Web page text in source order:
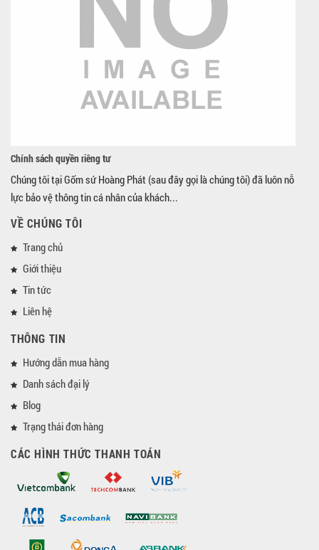
Chính sách quyền riêng tư
Chúng tôi tại Gốm sứ Hoàng Phát (sau đây gọi là chúng tôi) đã luôn nỗ
lực bảo vệ thông tin cá nhân của khách...
VỀ CHÚNG TÔI
Trang chủ
Giới thiệu
Tin tức
Liên hệ
THÔNG TIN
Hướng dẫn mua hàng
Danh sách đại lý
Blog
Trạng thái đơn hàng
CÁC HÌNH THỨC THANH TOÁN